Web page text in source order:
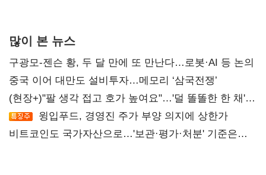
많이 본 뉴스
구광모-젠슨 황, 두 달 만에 또 만난다…로봇·AI 등 논의
중국 이어 대만도 설비투자…메모리 ‘삼국전쟁’
(현장+)"팔 생각 접고 호가 높여요"…'덜 똘똘한 한 채'
20억 키맞추기
윙입푸드, 경영진 주가 부양 의지에 상한가
비트코인도 국가자산으로…'보관·평가·처분' 기준은